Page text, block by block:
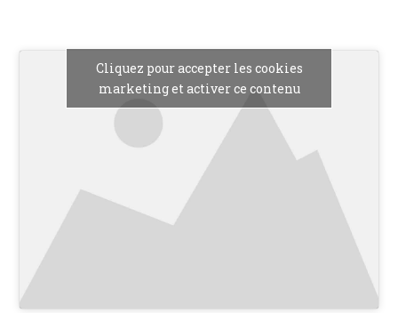
Cliquez pour accepter les cookies
marketing et activer ce contenu